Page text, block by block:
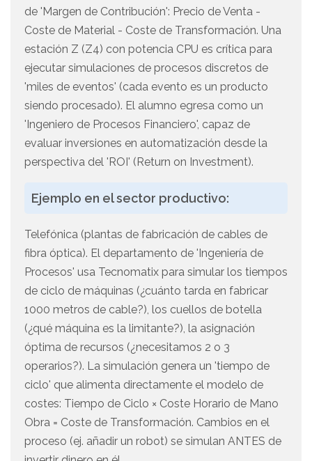
de 'Margen de Contribución': Precio de Venta -
Coste de Material - Coste de Transformación. Una
estación Z (Z4) con potencia CPU es crítica para
ejecutar simulaciones de procesos discretos de
'miles de eventos' (cada evento es un producto
siendo procesado). El alumno egresa como un
'Ingeniero de Procesos Financiero', capaz de
evaluar inversiones en automatización desde la
perspectiva del 'ROI' (Return on Investment).
Ejemplo en el sector productivo:
Telefónica (plantas de fabricación de cables de
fibra óptica). El departamento de 'Ingeniería de
Procesos' usa Tecnomatix para simular los tiempos
de ciclo de máquinas (¿cuánto tarda en fabricar
1000 metros de cable?), los cuellos de botella
(¿qué máquina es la limitante?), la asignación
óptima de recursos (¿necesitamos 2 o 3
operarios?). La simulación genera un 'tiempo de
ciclo' que alimenta directamente el modelo de
costes: Tiempo de Ciclo × Coste Horario de Mano
Obra = Coste de Transformación. Cambios en el
proceso (ej. añadir un robot) se simulan ANTES de